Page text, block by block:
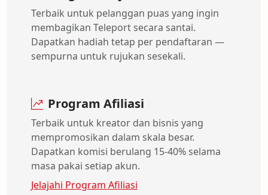
Terbaik untuk pelanggan puas yang ingin
membagikan Teleport secara santai.
Dapatkan hadiah tetap per pendaftaran —
sempurna untuk rujukan sesekali.
Program Afiliasi
Terbaik untuk kreator dan bisnis yang
mempromosikan dalam skala besar.
Dapatkan komisi berulang 15-40% selama
masa pakai setiap akun.
Jelajahi Program Afiliasi